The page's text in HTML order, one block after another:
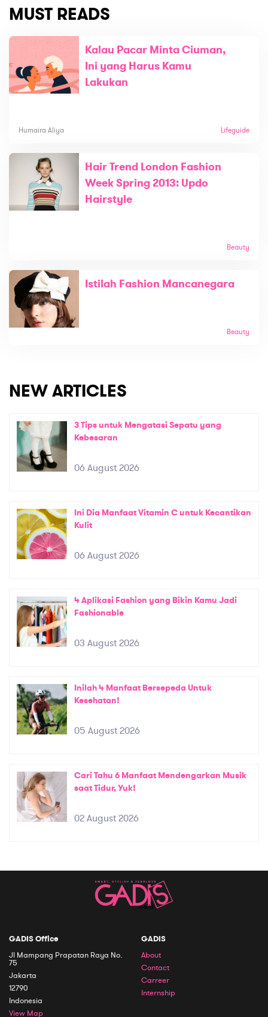
MUST READS
Kalau Pacar Minta Ciuman,
Ini yang Harus Kamu
Lakukan
Humaira Aliya Lifeguide
Hair Trend London Fashion
Week Spring 2013: Updo
Hairstyle
Beauty
Istilah Fashion Mancanegara
Beauty
NEW ARTICLES
3 Tips untuk Mengatasi Sepatu yang
Kebesaran
06 August 2026
Ini Dia Manfaat Vitamin C untuk Kecantikan
Kulit
06 August 2026
4 Aplikasi Fashion yang Bikin Kamu Jadi
Fashionable
03 August 2026
Inilah 4 Manfaat Bersepeda Untuk
Kesehatan!
05 August 2026
Cari Tahu 6 Manfaat Mendengarkan Musik
saat Tidur, Yuk!
02 August 2026
GADIS Office
Jl Mampang Prapatan Raya No.
75
Jakarta
12790
Indonesia
View Map
GADIS
About
Contact
Carreer
Internship